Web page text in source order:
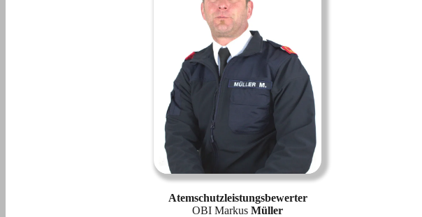
Atemschutzleistungsbewerter
OBI Markus Müller